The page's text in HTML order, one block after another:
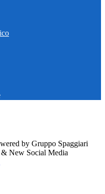
by Gruppo Spaggiari
New Social Media